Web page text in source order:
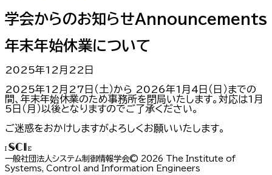
学会からのお知らせAnnouncements
年末年始休業について
2025年12月22日
2025年12月27日（土）から 2026年1月4日（日）までの
間、年末年始休業のため事務所を閉局いたします。対応は1月
5日（月）以後となりますのでご了承ください。
ご迷惑をおかけしますがよろしくお願いいたします。
ISCIE
一般社団法人システム制御情報学会© 2026 The Institute of
Systems, Control and Information Engineers